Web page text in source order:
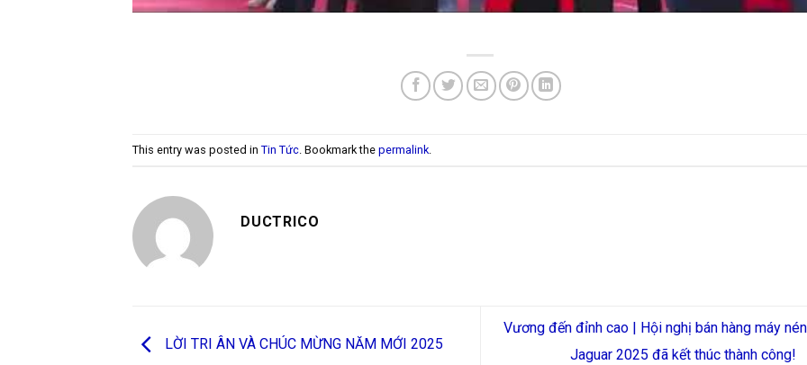
This entry was posted in Tin Tức . Bookmark the permalink
DUCTRICO
LỜI TRI ÂN VÀ CHÚC MỪNG NĂM MỚI 2025
Vương đến đỉnh cao | Hội nghị bán hàng máy
Jaguar 2025 đã kết thúc thành công!